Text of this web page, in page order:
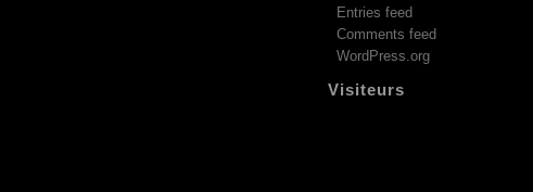
Entries feed
Comments feed
WordPress.org
Visiteurs